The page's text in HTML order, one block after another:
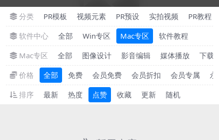
分类 PR模板 视频元素 PR预设 实拍视频
PR教程
软件中心
全部 Win专区 Mac专区
软件教程
Mac专区
全部 图像设计 影音编辑 媒体播放
下载
价格
全部 免费 会员免费 会员折扣 会员专属
排序
最新 热度 点赞 收藏 更新 随机